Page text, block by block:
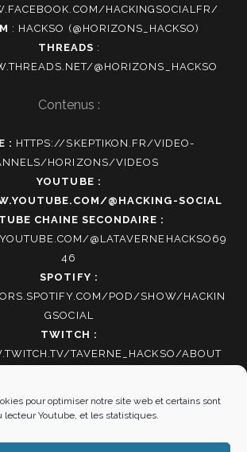
pour optimiser notre site web et certains sont
lecteur Youtube, et les statistiques.
HACKINGSOCIALFR/
: HACKSO (@HORIZONS_HACKSO)
THREADS :
@HORIZONS_HACKSO
Contenus :
: HTTPS://SKEPTIKON.FR/VIDEO-
HORIZONS/VIDEOS
YOUTUBE :
@HACKING-SOCIAL
CHAINE SECONDAIRE :
@LATAVERNEHACKSO69
46
SPOTIFY :
POD/SHOW/HACKIN
GSOCIAL
TWITCH :
TAVERNE_HACKSO/ABOUT